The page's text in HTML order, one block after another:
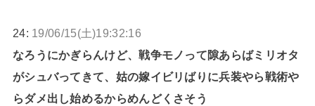
24: 19/06/15(土)19:32:16
なろうにかぎらんけど、戦争モノって隙あらばミリオタ
がシュバってきて、姑の嫁イビリばりに兵装やら戦術や
らダメ出し始めるからめんどくさそう